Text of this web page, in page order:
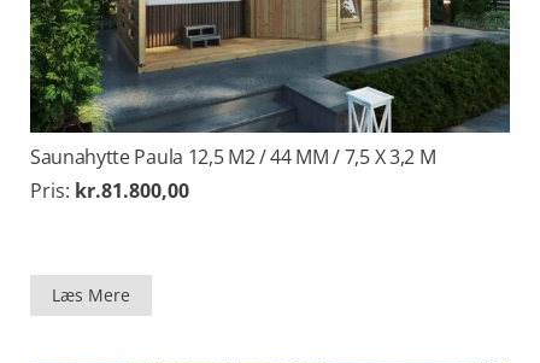
Saunahytte Paula 12,5 M2 / 44 MM / 7,5 X 3,2 M
Pris: kr.81.800,00
Læs Mere